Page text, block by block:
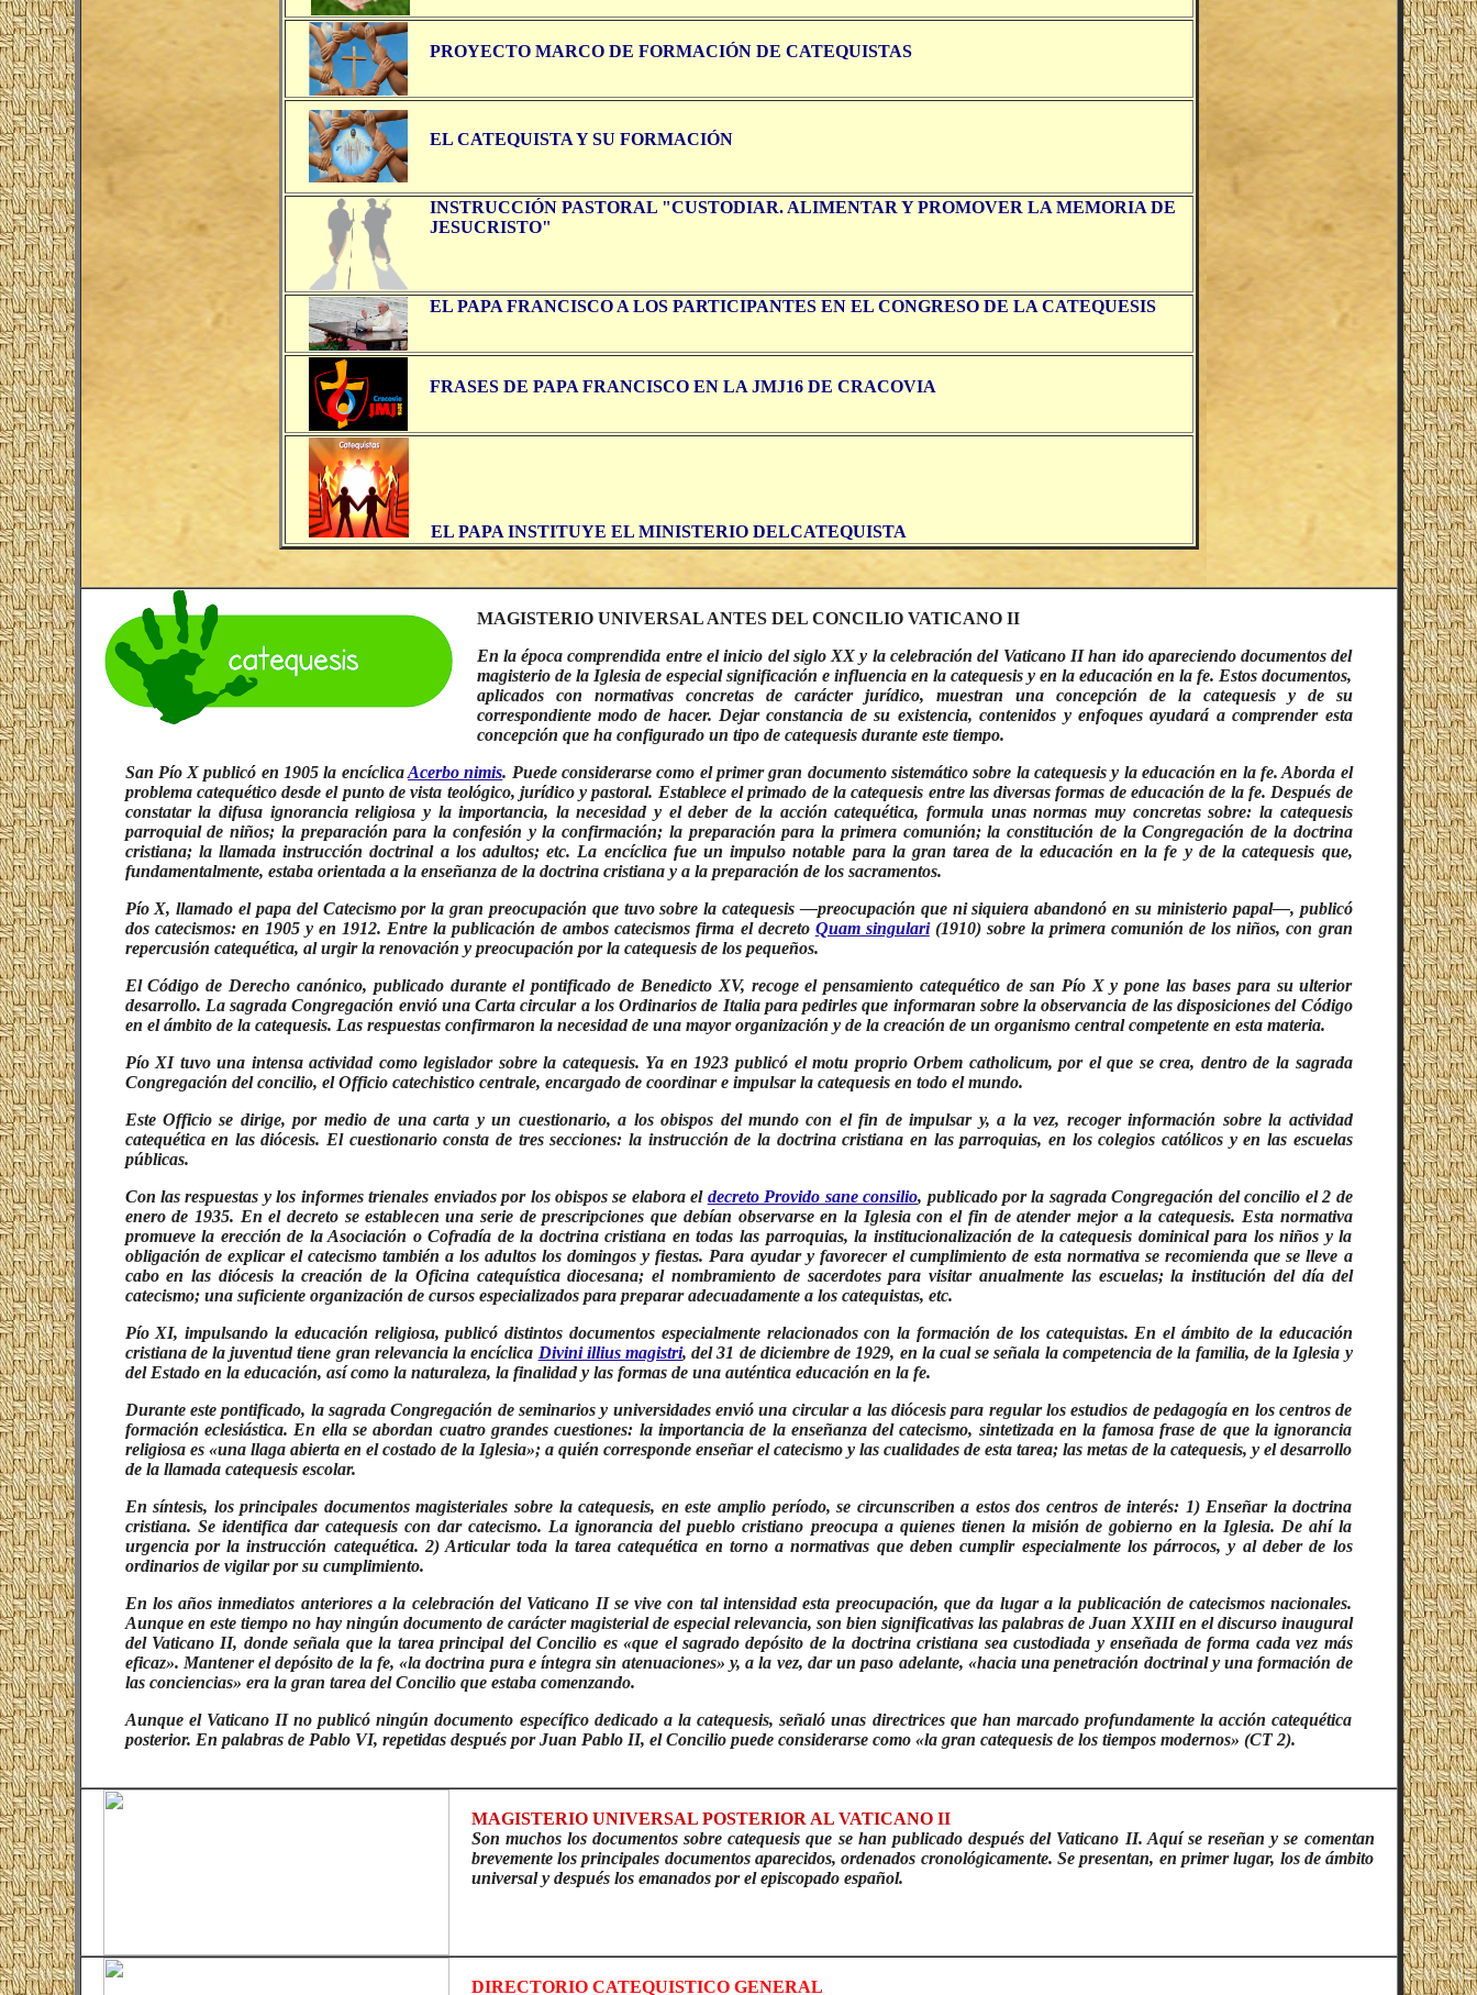
PROYECTO MARCO DE FORMACIÓN DE CATEQUISTAS
EL CATEQUISTA Y SU FORMACIÓN
INSTRUCCIÓN PASTORAL "CUSTODIAR. ALIMENTAR Y PROMOVER LA MEMORIA DE
JESUCRISTO"
EL PAPA FRANCISCO A LOS PARTICIPANTES EN EL CONGRESO DE LA CATEQUESIS
FRASES DE PAPA FRANCISCO EN LA JMJ16 DE CRACOVIA
EL PAPA INSTITUYE EL MINISTERIO DELCATEQUISTA
MAGISTERIO UNIVERSAL ANTES DEL CONCILIO VATICANO II
En la época comprendida entre el inicio del siglo XX y la celebración del Vaticano II han ido apareciendo documentos del
magisterio de la Iglesia de especial significación e influencia en la catequesis y en la educación en la fe. Estos documentos,
aplicados con normativas concretas de carácter jurídico, muestran una concepción de la catequesis y de su
correspondiente modo de hacer. Dejar constancia de su existencia, contenidos y enfoques ayudará a comprender esta
concepción que ha configurado un tipo de catequesis durante este tiempo.
San Pío X publicó en 1905 la encíclicaAcerbo nimis. Puede considerarse como el primer gran documento sistemático sobre la catequesis y la educación en la fe. Aborda el
problema catequético desde el punto de vista teológico, jurídico y pastoral. Establece el primado de la catequesis entre las diversas formas de educación de la fe. Después de
constatar la difusa ignorancia religiosa y la importancia, la necesidad y el deber de la acción catequética, formula unas normas muy concretas sobre: la catequesis
parroquial de niños; la preparación para la confesión y la confirmación; la preparación para la primera comunión; la constitución de la Congregación de la doctrina
cristiana; la llamada instrucción doctrinal a los adultos; etc. La encíclica fue un impulso notable para la gran tarea de la educación en la fe y de la catequesis que,
fundamentalmente, estaba orientada a la enseñanza de la doctrina cristiana y a la preparación de los sacramentos.
Pío X, llamado el papa del Catecismo por la gran preocupación que tuvo sobre la catequesis —preocupación que ni siquiera abandonó en su ministerio papal—, publicó
dos catecismos: en 1905 y en 1912. Entre la publicación de ambos catecismos firma el decreto Quam singulari(1910) sobre la primera comunión de los niños, con gran
repercusión catequética, al urgir la renovación y preocupación por la catequesis de los pequeños.
El Código de Derecho canónico, publicado durante el pontificado de Benedicto XV, recoge el pensamiento catequético de san Pío X y pone las bases para su ulterior
desarrollo. La sagrada Congregación envió una Carta circular a los Ordinarios de Italia para pedirles que informaran sobre la observancia de las disposiciones del Código
en el ámbito de la catequesis. Las respuestas confirmaron la necesidad de una mayor organización y de la creación de un organismo central competente en esta materia.
Pío XI tuvo una intensa actividad como legislador sobre la catequesis. Ya en 1923 publicó el motu proprio Orbem catholicum, por el que se crea, dentro de la sagrada
Congregación del concilio, elOfficio catechistico centrale, encargado de coordinar e impulsar la catequesis en todo el mundo.
Este Officio se dirige, por medio de una carta y un cuestionario, a los obispos del mundo con el fin de impulsar y, a la vez, recoger información sobre la actividad
catequética en las diócesis. El cuestionario consta de tres secciones: la instrucción de la doctrina cristiana en las parroquias, en los colegios católicos y en las escuelas
públicas.
Con las respuestas y los informes trienales enviados por los obispos se elabora el decreto Provido sane consilio, publicado por la sagrada Congregación del concilio el 2 de
enero de 1935. En el decreto se establecen una serie de prescripciones que debían observarse en la Iglesia con el fin de atender mejor a la catequesis. Esta normativa
promueve la erección de la Asociación o Cofradía de la doctrina cristiana en todas las parroquias, la institucionalización de la catequesis dominical para los niños y la
obligación de explicar el catecismo también a los adultos los domingos y fiestas. Para ayudar y favorecer el cumplimiento de esta normativa se recomienda que se lleve a
cabo en las diócesis la creación de la Oficina catequística diocesana; el nombramiento de sacerdotes para visitar anualmente las escuelas; la institución del día del
catecismo; una suficiente organización de cursos especializados para preparar adecuadamente a los catequistas, etc.
Pío XI, impulsando la educación religiosa, publicó distintos documentos especialmente relacionados con la formación de los catequistas. En el ámbito de la educación
cristiana de la juventud tiene gran relevancia la encíclica Divini illius magistri, del 31 de diciembre de 1929, en la cual se señala la competencia de la familia, de la Iglesia y
del Estado en la educación, así como la naturaleza, la finalidad y las formas de una auténtica educación en la fe.
Durante este pontificado, la sagrada Congregación de seminarios y universidades envió una circular a las diócesis para regular los estudios de pedagogía en los centros de
formación eclesiástica. En ella se abordan cuatro grandes cuestiones: la importancia de la enseñanza del catecismo, sintetizada en la famosa frase de que la ignorancia
religiosa es «una llaga abierta en el costado de la Iglesia»; a quién corresponde enseñar el catecismo y las cualidades de esta tarea; las metas de la catequesis, y el desarrollo
de la llamada catequesis escolar.
En síntesis, los principales documentos magisteriales sobre la catequesis, en este amplio período, se circunscriben a estos dos centros de interés: 1) Enseñar la doctrina
cristiana. Se identifica dar catequesis con dar catecismo. La ignorancia del pueblo cristiano preocupa a quienes tienen la misión de gobierno en la Iglesia. De ahí la
urgencia por la instrucción catequética. 2) Articular toda la tarea catequética en torno a normativas que deben cumplir especialmente los párrocos, y al deber de los
ordinarios de vigilar por su cumplimiento.
En los años inmediatos anteriores a la celebración del Vaticano II se vive con tal intensidad esta preocupación, que da lugar a la publicación de catecismos nacionales.
Aunque en este tiempo no hay ningún documento de carácter magisterial de especial relevancia, son bien significativas las palabras de Juan XXIII en el discurso inaugural
del Vaticano II, donde señala que la tarea principal del Concilio es «que el sagrado depósito de la doctrina cristiana sea custodiada y enseñada de forma cada vez más
eficaz». Mantener el depósito de la fe, «la doctrina pura e íntegra sin atenuaciones» y, a la vez, dar un paso adelante, «hacia una penetración doctrinal y una formación de
las conciencias» era la gran tarea del Concilio que estaba comenzando.
Aunque el Vaticano II no publicó ningún documento específico dedicado a la catequesis, señaló unas directrices que han marcado profundamente la acción catequética
posterior. En palabras de Pablo VI, repetidas después por Juan Pablo II, el Concilio puede considerarse como «la gran catequesis de los tiempos modernos» (CT 2).
MAGISTERIO UNIVERSAL POSTERIOR AL VATICANO II
Son muchos los documentos sobre catequesis que se han publicado después del Vaticano II. Aquí se reseñan y se comentan
brevemente los principales documentos aparecidos, ordenados cronológicamente. Se presentan, en primer lugar, los de ámbito
universal y después los emanados por el episcopado español.
DIRECTORIO CATEQUISTICO GENERAL